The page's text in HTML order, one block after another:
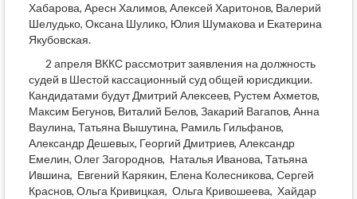
Хабарова, Аресн Халимов, Алексей Харитонов, Валерий
Шелудько, Оксана Шулико, Юлия Шумакова и Екатерина
Якубовская.
2 апреля ВККС рассмотрит заявления на должность
судей в Шестой кассационный суд общей юрисдикции.
Кандидатами будут Дмитрий Алексеев, Рустем Ахметов,
Максим Бегунов, Виталий Белов, Закарий Вагапов, Анна
Ваулина, Татьяна Вышутина, Рамиль Гильфанов,
Александр Дешевых, Георгий Дмитриев, Александр
Емелин, Олег Загороднов, Наталья Иванова, Татьяна
Ившина, Евгений Карякин, Елена Колесникова, Сергей
Краснов, Ольга Кривицкая, Ольга Кривошеева, Хайдар